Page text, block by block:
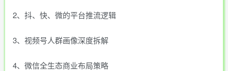
2、抖、快、微的平台推流逻辑
3、视频号人群画像深度拆解
4、微信全生态商业布局策略